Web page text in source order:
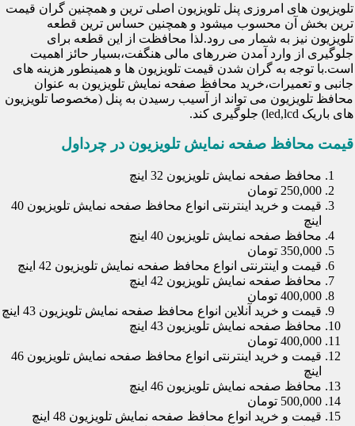
تلویزیون های امروزی پنل تلویزیون اصلی ترین و همچنین گران قیمت
ترین بخش آن محسوب میشود و همچنین حساس ترین قطعه
تلویزیون نیز به شمار می رود.لذا محافظت از این قطعه برای
جلوگیری از وارد آمدن ضررهای مالی هنگفت،بسیار حائز اهمیت
است.با توجه به گران شدن قیمت تلویزیون ها و همینطور هزینه های
جانبی و تعمیرات،خرید محافظ صفحه نمایش تلویزیون به عنوان
محافظ تلویزیون می تواند از آسیب رسیدن به پنل (مخصوصا تلویزیون
های باریک led,lcd) جلوگیری کند.
قیمت محافظ صفحه نمایش تلویزیون در چرداول
محافظ صفحه نمایش تلویزیون 32 اینچ
250,000 تومان
قیمت و خرید اینترنتی انواع محافظ صفحه نمایش تلویزیون 40
اینچ
محافظ صفحه نمایش تلویزیون 40 اینچ
350,000 تومان
قیمت و اینترنتی انواع محافظ صفحه نمایش تلویزیون 42 اینچ
محافظ صفحه نمایش تلویزیون 42 اینچ
400,000 تومان
قیمت و خرید آنلاین انواع محافظ صفحه نمایش تلویزیون 43 اینچ
محافظ صفحه نمایش تلویزیون 43 اینچ
400,000 تومان
قیمت و خرید اینترنتی انواع محافظ صفحه نمایش تلویزیون 46
اینچ
محافظ صفحه نمایش تلویزیون 46 اینچ
500,000 تومان
قیمت و خرید انواع محافظ صفحه نمایش تلویزیون 48 اینچ